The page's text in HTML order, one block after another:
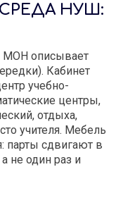
НУШ:
МОН описывает
Кабинет
учебно-
центры,
отдыха,
учителя. Мебель
парты сдвигают в
не один раз и